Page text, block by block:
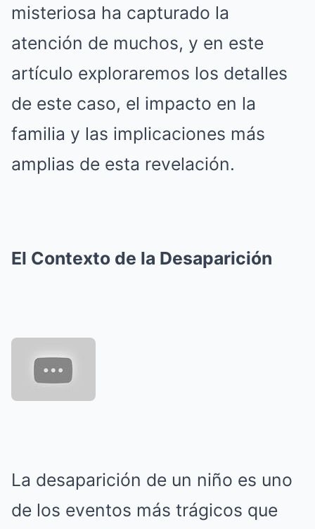
misteriosa ha capturado la
atención de muchos, y en este
artículo exploraremos los detalles
de este caso, el impacto en la
familia y las implicaciones más
amplias de esta revelación.
El Contexto de la Desaparición
La desaparición de un niño es uno
de los eventos más trágicos que